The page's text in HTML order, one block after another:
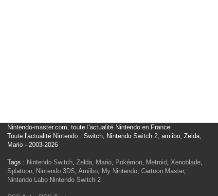
Nintendo-master.com, toute l'actualité Nintendo en France
Toute l'actualité Nintendo : Switch, Nintendo Switch 2, amiibo, Zelda,
Mario - 2003-2026
Tags : Nintendo Switch, Zelda, Mario, Pokémon, Metroid, Xenoblade,
Splatoon, Nintendo 3DS, Amiibo, My Nintendo, Cartoon Master,
Nintendo Labo Nintendo Switch 2